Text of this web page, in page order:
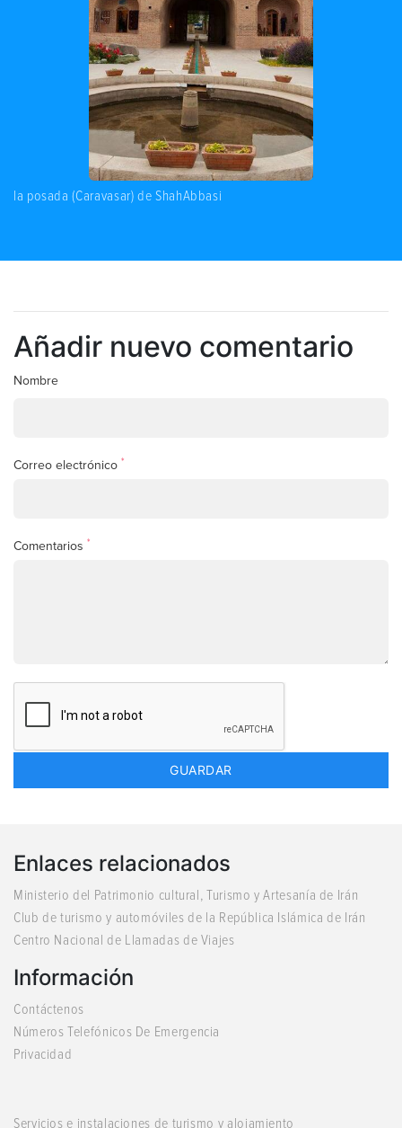
la posada (Caravasar) de ShahAbbasi
Añadir nuevo comentario
Nombre
Correo electrónico *
Comentarios *
Enlaces relacionados
Ministerio del Patrimonio cultural, Turismo y Artesanía de Irán
Club de turismo y automóviles de la República Islámica de Irán
Centro Nacional de Llamadas de Viajes
Información
Contáctenos
Números Telefónicos De Emergencia
Privacidad
Servicios e instalaciones de turismo y alojamiento